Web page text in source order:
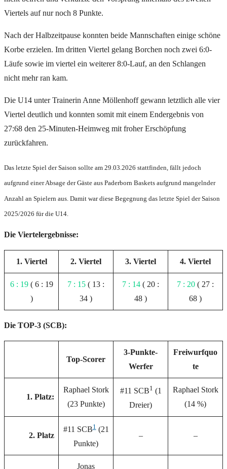
Viertels auf nur noch 8 Punkte.
Nach der Halbzeitpause konnten beide Mannschaften einige schöne
Korbe erzielen. Im dritten Viertel gelang Borchen noch zwei 6:0-
Läufe sowie im viertel ein weiterer 8:0-Lauf, an den Schlangen
nicht mehr ran kam.
Die U14 unter Trainerin Anne Möllenhoff gewann letztlich alle vier
Viertel deutlich und konnten somit mit einem Endergebnis von
27:68 den 25-Minuten-Heimweg mit froher Erschöpfung
zurückfahren.
Das letzte Spiel der Saison sollte am 29.03.2026 stattfinden, fällt jedoch
aufgrund einer Absage der Gäste aus Paderborn Baskets aufgrund mangelnder
Anzahl an Spielern aus. Damit war diese Begegnung das letzte Spiel der Saison
2025/2026 für die U14.
Die Viertelergebnisse:
1. Viertel 2. Viertel 3. Viertel 4. Viertel
6 : 19( 6 : 19
)
7 : 15 ( 13 :
34 )
7 : 14 ( 20 :
48 )
7 : 20 ( 27 :
68 )
Die TOP-3 (SCB):
Top-Scorer
3-Punkte-
Werfer
Freiwurfquo
te
1. Platz:
Raphael Stork
(23 Punkte)
#11 SCB1 (1
Dreier)
Raphael Stork
(14 %)
2. Platz
#11 SCB1(21
Punkte)
– –
Jonas